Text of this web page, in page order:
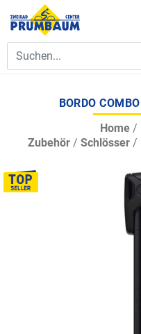
BORDO
Home/
Zubehör/ Schlösser/